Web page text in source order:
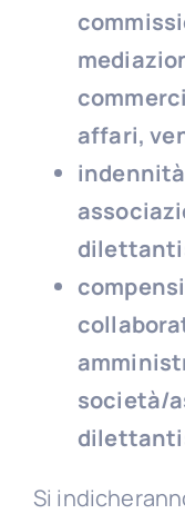
affari,
società/
Si